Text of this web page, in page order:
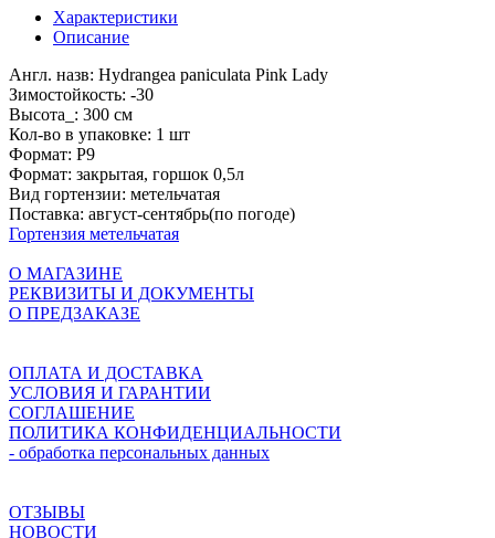
Характеристики
Описание
Англ. назв: Hydrangea paniculata Pink Lady
Зимостойкость: -30
Высота_: 300 см
Кол-во в упаковке: 1 шт
Формат: P9
Формат: закрытая, горшок 0,5л
Вид гортензии: метельчатая
Поставка: август-сентябрь(по погоде)
Гортензия метельчатая
О МАГАЗИНЕ
РЕКВИЗИТЫ И ДОКУМЕНТЫ
О ПРЕДЗАКАЗЕ
ОПЛАТА И ДОСТАВКА
УСЛОВИЯ И ГАРАНТИИ
СОГЛАШЕНИЕ
ПОЛИТИКА КОНФИДЕНЦИАЛЬНОСТИ
- обработка персональных данных
ОТЗЫВЫ
НОВОСТИ